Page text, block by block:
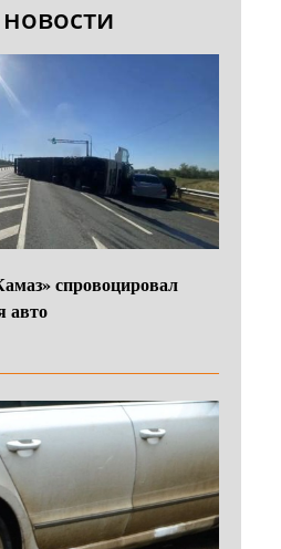
спровоцировал
авто